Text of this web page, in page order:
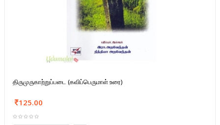
திருமுருகாற்றுப்படை (கவிப்பெருமாள் உரை)
125.00